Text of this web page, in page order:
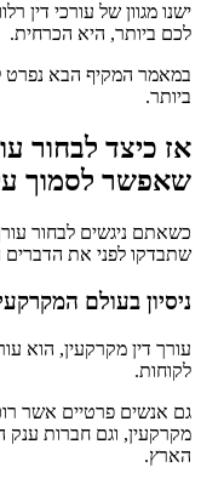
ישנו מגוון של עורכי דין
לכם ביותר, היא הכרחית.
במאמר המקיף הבא נפרט
ביותר.
אז כיצד לבחור
שאפשר לסמוך
כשאתם ניגשים לבחור
שתבדקו לפני את הדברים
ניסיון בעולם
עורך דין מקרקעין, הוא
לקוחות.
גם אנשים פרטיים אשר
מקרקעין, וגם חברות ענק
הארץ.